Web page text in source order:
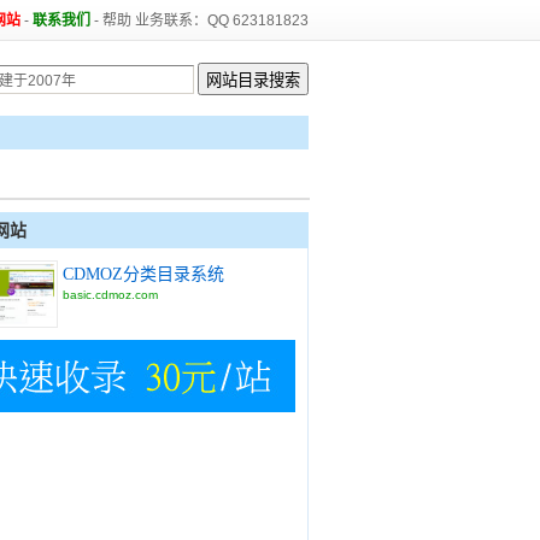
站 - 联系我们 - 帮助 业务联系：QQ 623181823
站
CDMOZ分类目录系统
basic.cdmoz.com